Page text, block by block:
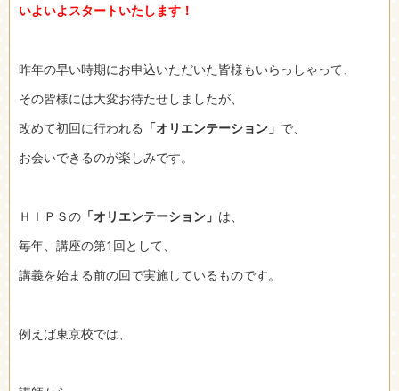
いよいよスタートいたします！
昨年の早い時期にお申込いただいた皆様もいらっしゃって、
その皆様には大変お待たせしましたが、
改めて初回に行われる 「オリエンテーション」 で、
お会いできるのが楽しみです。
ＨＩＰＳの 「オリエンテーション」 は、
毎年、講座の第1回として、
講義を始まる前の回で実施しているものです。
例えば東京校では、